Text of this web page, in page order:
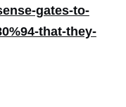
gates-to-
that-they-